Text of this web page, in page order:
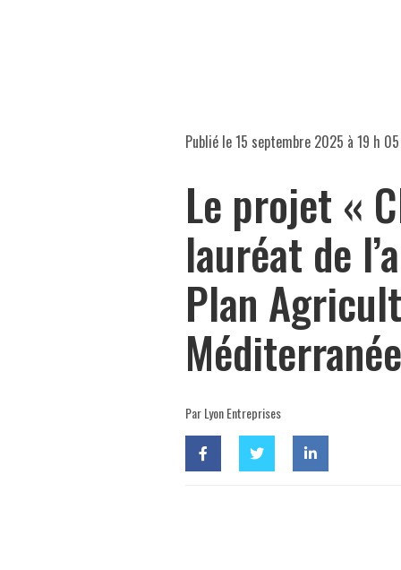
Publié le15 septembre 2025 à 19 h
Le projet «
lauréat de
Plan
Méditerranée
Par Lyon Entreprises